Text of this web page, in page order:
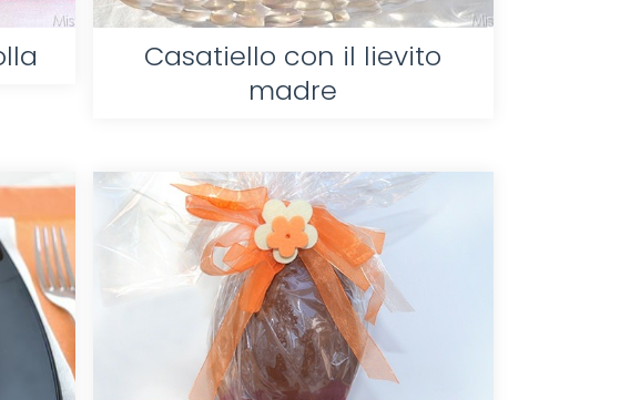
Casatiello con il lievito
madre